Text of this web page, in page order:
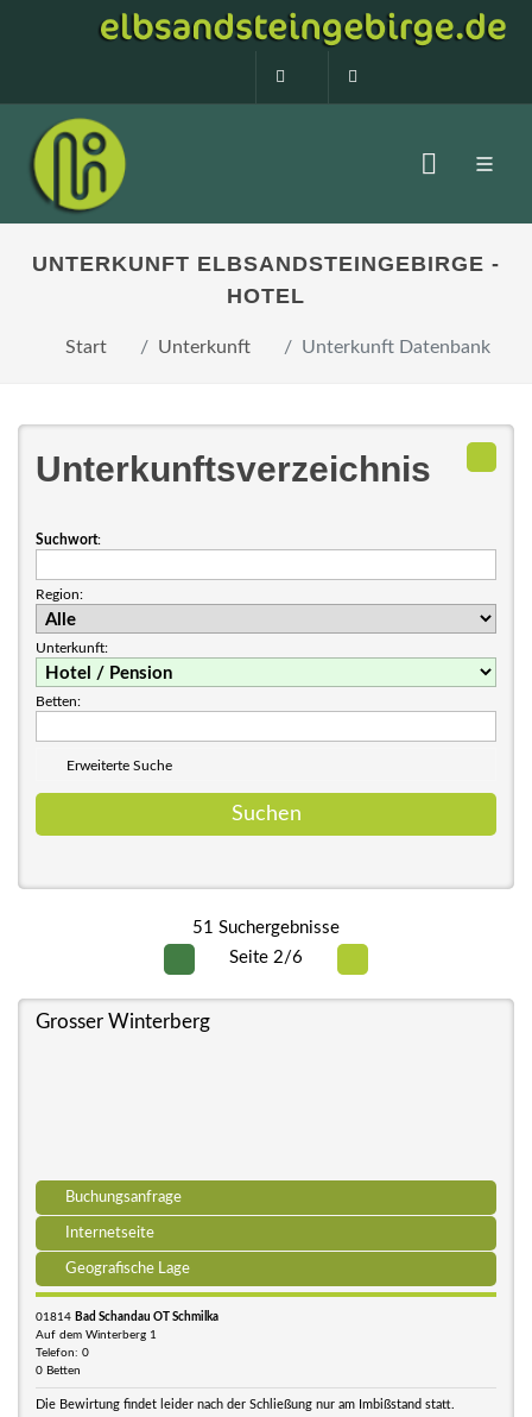
0160 99873408
UNTERKUNFT ELBSANDSTEINGEBIRGE -
HOTEL
Start Unterkunft Unterkunft Datenbank
Unterkunftsverzeichnis
Suchwort:
Region:
Unterkunft:
Betten:
Erweiterte Suche
51 Suchergebnisse
Seite 2/6
Grosser Winterberg
Buchungsanfrage
Internetseite
Geografische Lage
01814 Bad Schandau OT Schmilka
Auf dem Winterberg 1
Telefon: 0
0 Betten
Die Bewirtung findet leider nach der Schließung nur am Imbißstand statt.